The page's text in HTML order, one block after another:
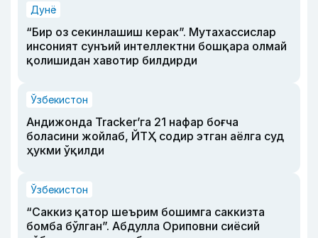
Дунё
“Бир оз секинлашиш керак”. Мутахассислар
инсоният сунъий интеллектни бошқара олмай
қолишидан хавотир билдирди
Ўзбекистон
Андижонда Tracker’га 21 нафар боғча
боласини жойлаб, ЙТҲ содир этган аёлга суд
ҳукми ўқилди
Ўзбекистон
“Саккиз қатор шеърим бошимга саккизта
бомба бўлган”. Абдулла Ориповни сиёсий